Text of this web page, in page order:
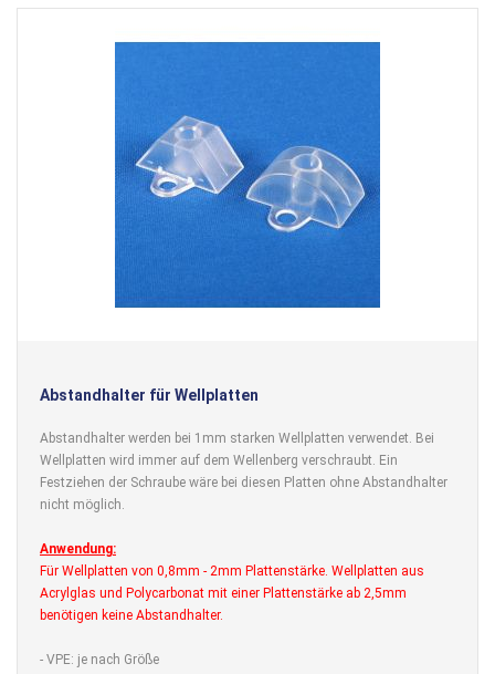
Abstandhalter für Wellplatten
Abstandhalter werden bei 1mm starken Wellplatten verwendet. Bei
Wellplatten wird immer auf dem Wellenberg verschraubt. Ein
Festziehen der Schraube wäre bei diesen Platten ohne Abstandhalter
nicht möglich.
Anwendung:
Für Wellplatten von 0,8mm - 2mm Plattenstärke. Wellplatten aus
Acrylglas und Polycarbonat mit einer Plattenstärke ab 2,5mm
benötigen keine Abstandhalter.
- VPE: je nach Größe